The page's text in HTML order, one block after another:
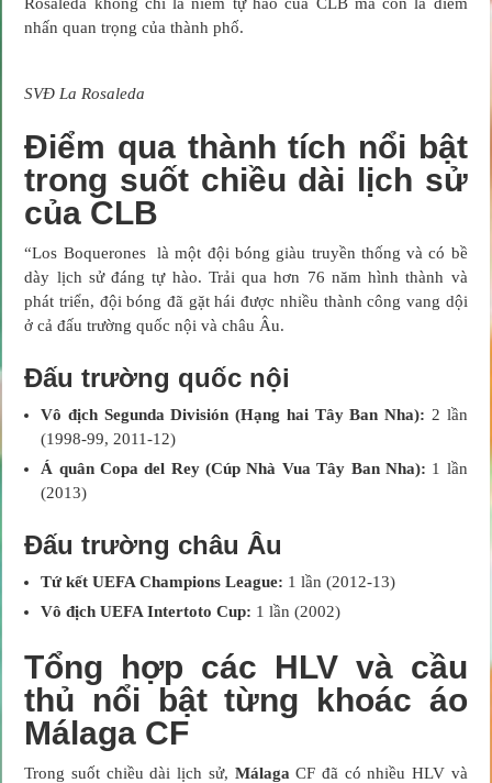
nhấn quan trọng của thành phố.
SVĐ La Rosaleda
Điểm qua thành tích nổi bật
trong suốt chiều dài lịch sử
của CLB
“Los Boquerones là một đội bóng giàu truyền thống và có bề
dày lịch sử đáng tự hào. Trải qua hơn 76 năm hình thành và
phát triển, đội bóng đã gặt hái được nhiều thành công vang dội
ở cả đấu trường quốc nội và châu Âu.
Đấu trường quốc nội
Vô địch Segunda División (Hạng hai Tây Ban Nha): 2 lần
(1998-99, 2011-12)
Á quân Copa del Rey (Cúp Nhà Vua Tây Ban Nha): 1 lần
(2013)
Đấu trường châu Âu
Tứ kết UEFA Champions League: 1 lần (2012-13)
Vô địch UEFA Intertoto Cup: 1 lần (2002)
Tổng hợp các HLV và cầu
thủ nổi bật từng khoác áo
Málaga CF
Trong suốt chiều dài lịch sử, Málaga CF đã có nhiều HLV và